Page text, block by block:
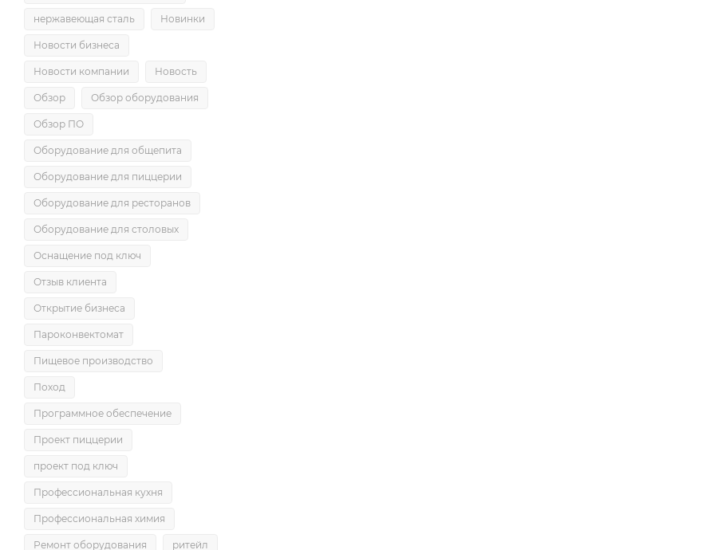
нержавеющая сталь Новинки
Новости бизнеса
Новости компании Новость
Обзор Обзор оборудования
Обзор ПО
Оборудование для общепита
Оборудование для пиццерии
Оборудование для ресторанов
Оборудование для столовых
Оснащение под ключ
Отзыв клиента
Открытие бизнеса
Пароконвектомат
Пищевое производство
Поход
Программное обеспечение
Проект пиццерии
проект под ключ
Профессиональная кухня
Профессиональная химия
Ремонт оборудования ритейл